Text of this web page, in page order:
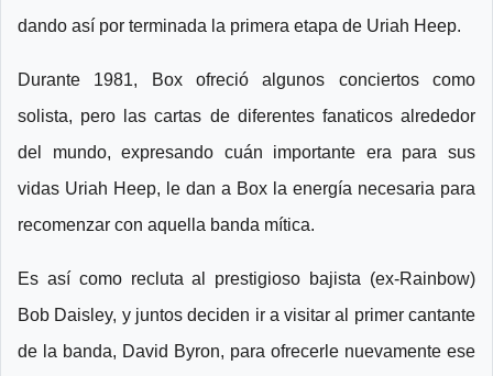
dando así por terminada la primera etapa de Uriah Heep.
Durante 1981, Box ofreció algunos conciertos como
solista, pero las cartas de diferentes fanaticos alrededor
del mundo, expresando cuán importante era para sus
vidas Uriah Heep, le dan a Box la energía necesaria para
recomenzar con aquella banda mítica.
Es así como recluta al prestigioso bajista (ex-Rainbow)
Bob Daisley, y juntos deciden ir a visitar al primer cantante
de la banda, David Byron, para ofrecerle nuevamente ese